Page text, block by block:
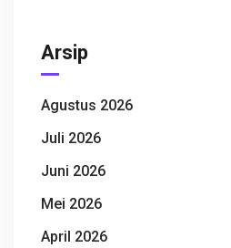
Arsip
Agustus 2026
Juli 2026
Juni 2026
Mei 2026
April 2026